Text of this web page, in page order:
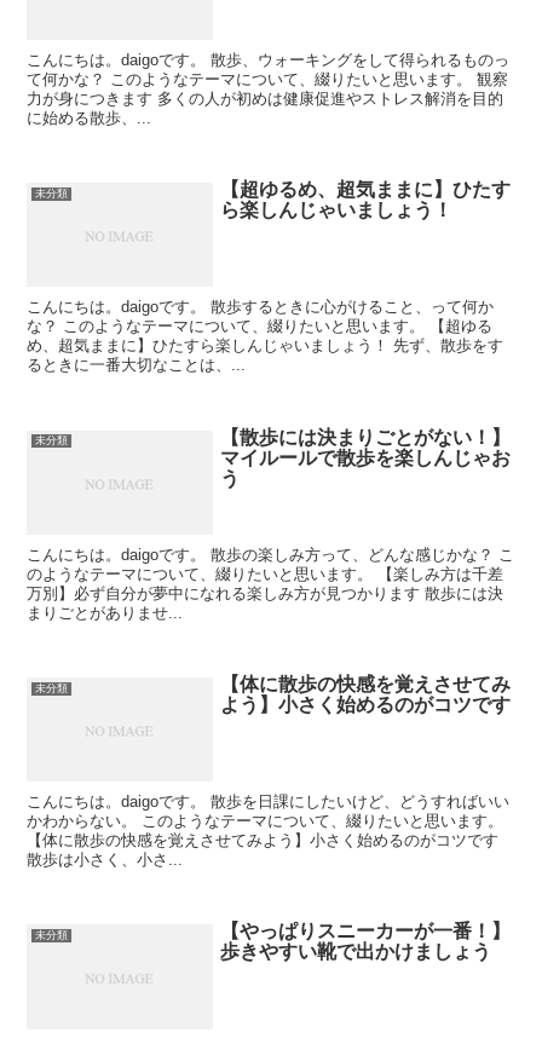
こんにちは。daigoです。 散歩、ウォーキングをして得られるものっ
て何かな？ このようなテーマについて、綴りたいと思います。 観察
力が身につきます 多くの人が初めは健康促進やストレス解消を目的
に始める散歩、...
未分類
【超ゆるめ、超気ままに】ひたす
ら楽しんじゃいましょう！
こんにちは。daigoです。 散歩するときに心がけること、って何か
な？ このようなテーマについて、綴りたいと思います。 【超ゆる
め、超気ままに】ひたすら楽しんじゃいましょう！ 先ず、散歩をす
るときに一番大切なことは、...
未分類
【散歩には決まりごとがない！】
マイルールで散歩を楽しんじゃお
う
こんにちは。daigoです。 散歩の楽しみ方って、どんな感じかな？ こ
のようなテーマについて、綴りたいと思います。 【楽しみ方は千差
万別】必ず自分が夢中になれる楽しみ方が見つかります 散歩には決
まりごとがありませ...
未分類
【体に散歩の快感を覚えさせてみ
よう】小さく始めるのがコツです
こんにちは。daigoです。 散歩を日課にしたいけど、どうすればいい
かわからない。 このようなテーマについて、綴りたいと思います。
【体に散歩の快感を覚えさせてみよう】小さく始めるのがコツです
散歩は小さく、小さ...
未分類
【やっぱりスニーカーが一番！】
歩きやすい靴で出かけましょう